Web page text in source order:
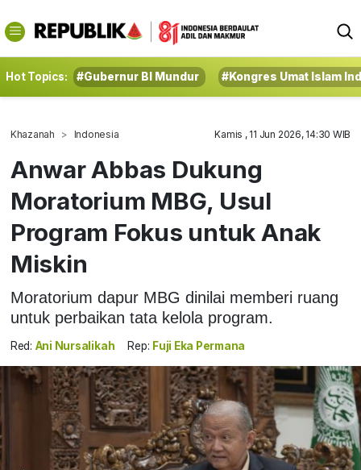
Hot Topics: #Gubernur BI Mundur #Kongres Umat Islam
Khazanah Indonesia Kamis , 11 Jun 2026, 14:30 WIB
Anwar Abbas Dukung
Moratorium MBG, Usul
Program Fokus untuk Anak
Miskin
Moratorium dapur MBG dinilai memberi ruang
untuk perbaikan tata kelola program.
Red: Ani Nursalikah Rep: Fuji Eka Permana